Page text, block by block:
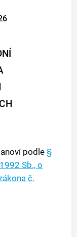
podle§
Sb., o
č.